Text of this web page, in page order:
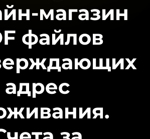
магазин
файлов
адрес